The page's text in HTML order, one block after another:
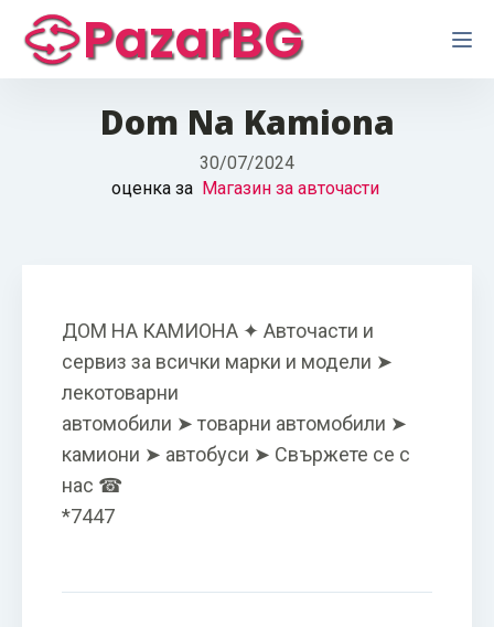
PazarBG
Dom Na Kamiona
30/07/2024
оценка за Магазин за авточасти
ДОМ НА КАМИОНА ✦ Авточасти и
сервиз за всички марки и модели ➤
лекотоварни
автомобили ➤ товарни автомобили ➤
камиони ➤ автобуси ➤ Свържете се с
нас ☎
*7447